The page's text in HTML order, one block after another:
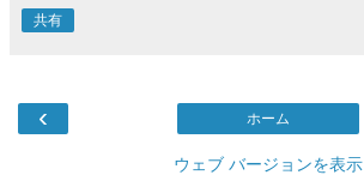
共有
‹ ホーム
ウェブ バージョンを表示